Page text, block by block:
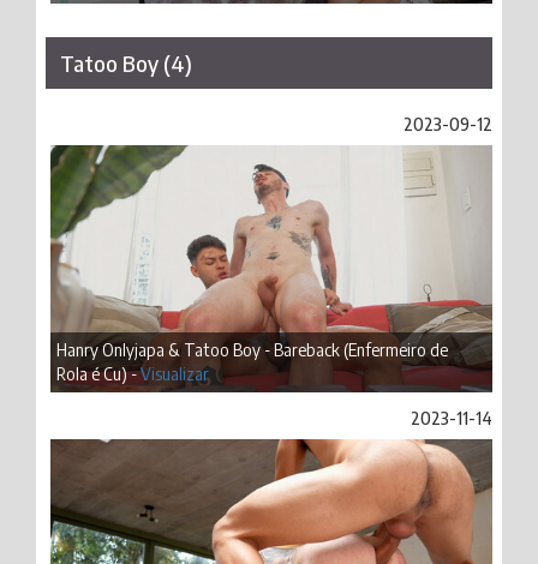
Tatoo Boy (4)
2023-09-12
Hanry Onlyjapa & Tatoo Boy - Bareback (Enfermeiro de
Rola é Cu) -Visualizar
2023-11-14